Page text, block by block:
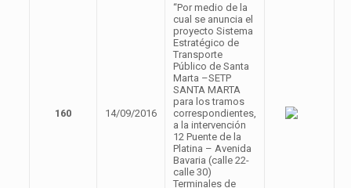
160 14/09/2016
“Por medio de la
cual se anuncia el
proyecto Sistema
Estratégico de
Transporte
Público de Santa
Marta –SETP
SANTA MARTA
para los tramos
correspondientes,
a la intervención
12 Puente de la
Platina – Avenida
Bavaria (calle 22-
calle 30)
Terminales de